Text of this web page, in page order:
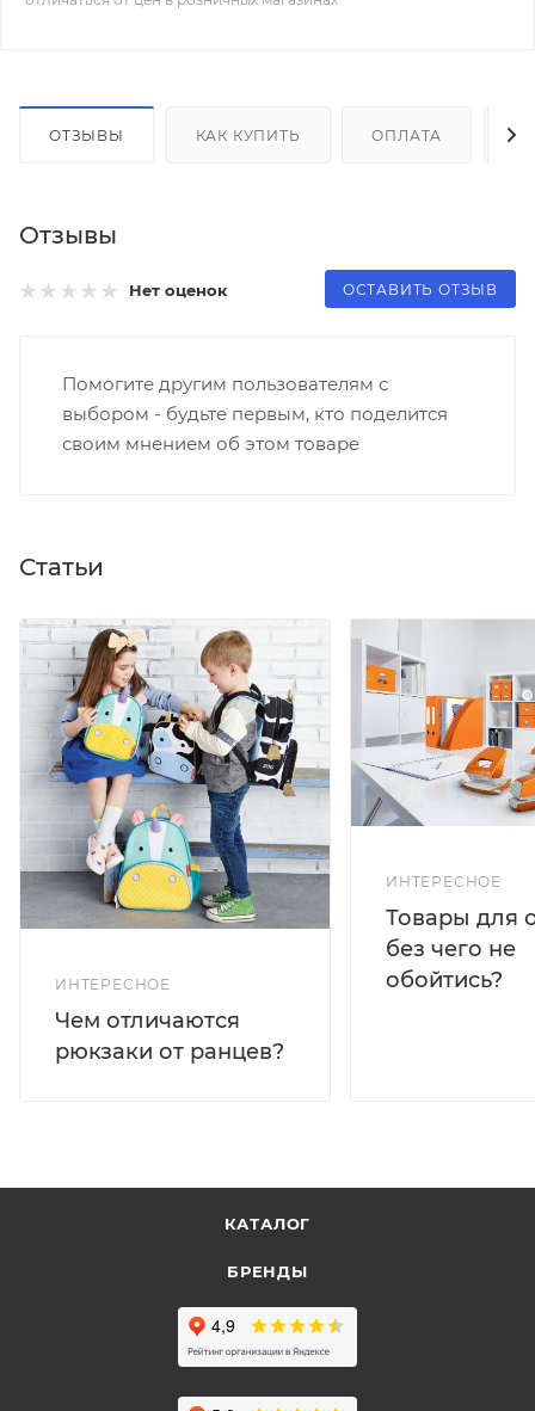
ОТЗЫВЫ КАК КУПИТЬ ОПЛАТА
Отзывы
Нет оценок ОСТАВИТЬ ОТЗЫВ
Помогите другим пользователям с
выбором - будьте первым, кто поделится
своим мнением об этом товаре
Статьи
ИНТЕРЕСНОЕ
Чем отличаются
рюкзаки от ранцев?
ИНТЕРЕСНОЕ
Товары для
без чего не
обойтись?
КАТАЛОГ
БРЕНДЫ